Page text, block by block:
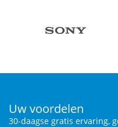
Uw voordelen
30-daagse gratis ervaring,